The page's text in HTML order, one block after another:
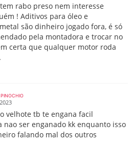
rabo preso nem interesse
! Aditivos para óleo e
são dinheiro jogado fora, é só
pela montadora e trocar no
certa que qualquer motor roda
o velhote tb te engana facil
nao ser enganado kk enquanto isso
falando mal dos outros